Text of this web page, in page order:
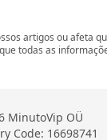
artigos ou afeta
todas as
MinutoVip OÜ
Code: 16698741